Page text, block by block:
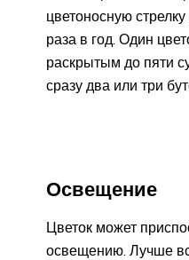
цветоносную
раза в год. Один
раскрытым до пяти
сразу два или три
Освещение
Цветок может
освещению. Лучше